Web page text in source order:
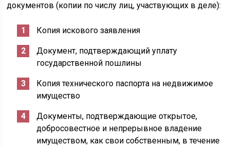
документов (копии по числу лиц, участвующих в деле):
Копия искового заявления
Документ, подтверждающий уплату
государственной пошлины
Копия технического паспорта на недвижимое
имущество
Документы, подтверждающие открытое,
добросовестное и непрерывное владение
имуществом, как свои собственным, в течение